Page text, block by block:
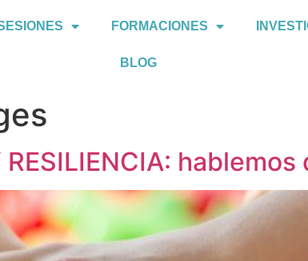
FORMACIONES
BLOG